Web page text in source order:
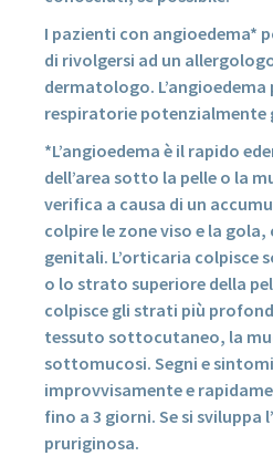
I pazienti con angioedema*
di rivolgersi ad un
dermatologo.
respiratorie potenzialmente
*L’angioedema è il rapido
dell’area sotto la pelle o la
verifica a causa di un
colpire le zone viso e la
genitali. L’orticaria colpisce
o lo strato superiore della
colpisce gli strati più
tessuto sottocutaneo, la
sottomucosi. Segni e
improvvisamente e
fino a 3 giorni. Se si sviluppa
pruriginosa.